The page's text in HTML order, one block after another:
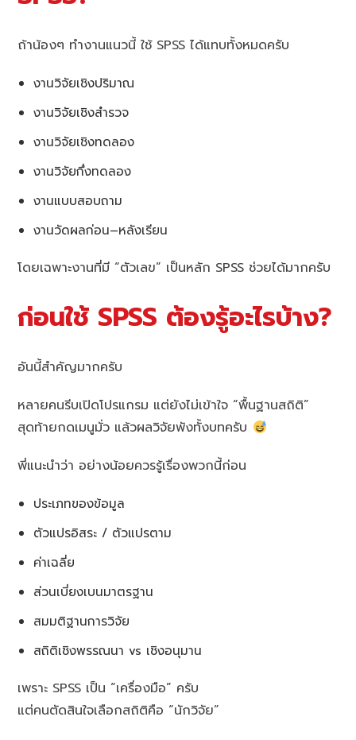
ถ้าน้องๆ ทำงานแนวนี้ ใช้ SPSS ได้แทบทั้งหมดครับ
งานวิจัยเชิงปริมาณ
งานวิจัยเชิงสำรวจ
งานวิจัยเชิงทดลอง
งานวิจัยกึ่งทดลอง
งานแบบสอบถาม
งานวัดผลก่อน–หลังเรียน
โดยเฉพาะงานที่มี “ตัวเลข” เป็นหลัก SPSS ช่วยได้มากครับ
ก่อนใช้ SPSS ต้องรู้อะไรบ้าง?
อันนี้สำคัญมากครับ
หลายคนรีบเปิดโปรแกรม แต่ยังไม่เข้าใจ “พื้นฐานสถิติ”
สุดท้ายกดเมนูมั่ว แล้วผลวิจัยพังทั้งบทครับ
พี่แนะนำว่า อย่างน้อยควรรู้เรื่องพวกนี้ก่อน
ประเภทของข้อมูล
ตัวแปรอิสระ / ตัวแปรตาม
ค่าเฉลี่ย
ส่วนเบี่ยงเบนมาตรฐาน
สมมติฐานการวิจัย
สถิติเชิงพรรณนา vs เชิงอนุมาน
เพราะ SPSS เป็น “เครื่องมือ” ครับ
แต่คนตัดสินใจเลือกสถิติคือ “นักวิจัย”